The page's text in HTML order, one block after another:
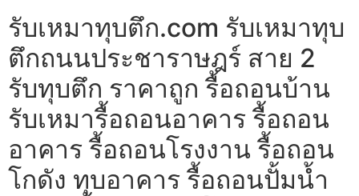
รับเหมาทุบตึก.com รับเหมาทุบ
ตึกถนนประชาราษฎร์ สาย 2
รับทุบตึก ราคาถูก รื้อถอนบ้าน
รับเหมารื้อถอนอาคาร รื้อถอน
อาคาร รื้อถอนโรงงาน รื้อถอน
โกดัง ทุบอาคาร รื้อถอนปั้มน้ำ